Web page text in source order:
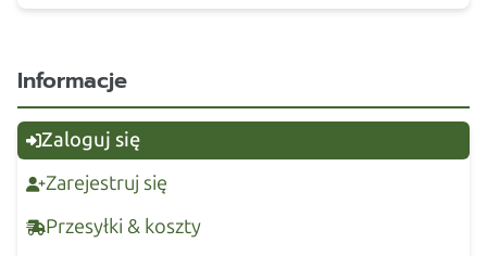
Informacje
Zaloguj się
Zarejestruj się
Przesyłki & koszty